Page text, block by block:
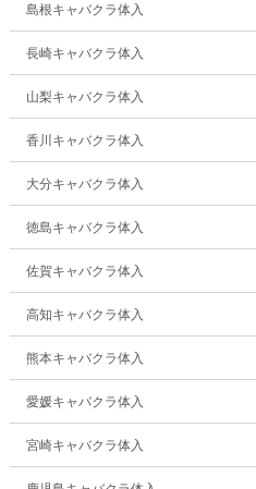
島根キャバクラ体入
長崎キャバクラ体入
山梨キャバクラ体入
香川キャバクラ体入
大分キャバクラ体入
徳島キャバクラ体入
佐賀キャバクラ体入
高知キャバクラ体入
熊本キャバクラ体入
愛媛キャバクラ体入
宮崎キャバクラ体入